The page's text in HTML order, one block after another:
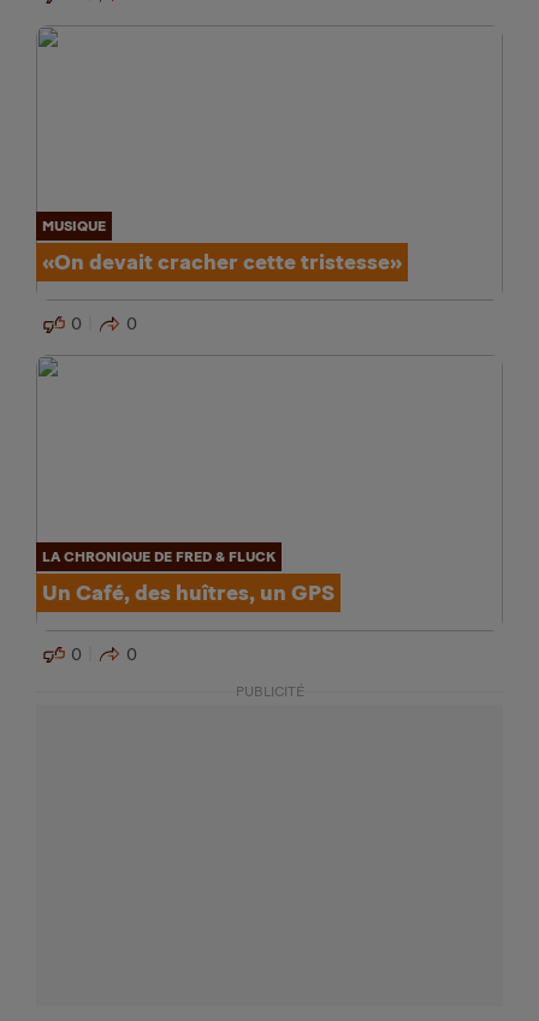
MUSIQUE
«On devait cracher cette tristesse»
0 0
LA CHRONIQUE DE FRED & FLUCK
Un Café, des huîtres, un GPS
0 0
PUBLICITÉ